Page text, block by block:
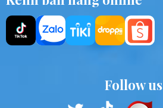
Follow us